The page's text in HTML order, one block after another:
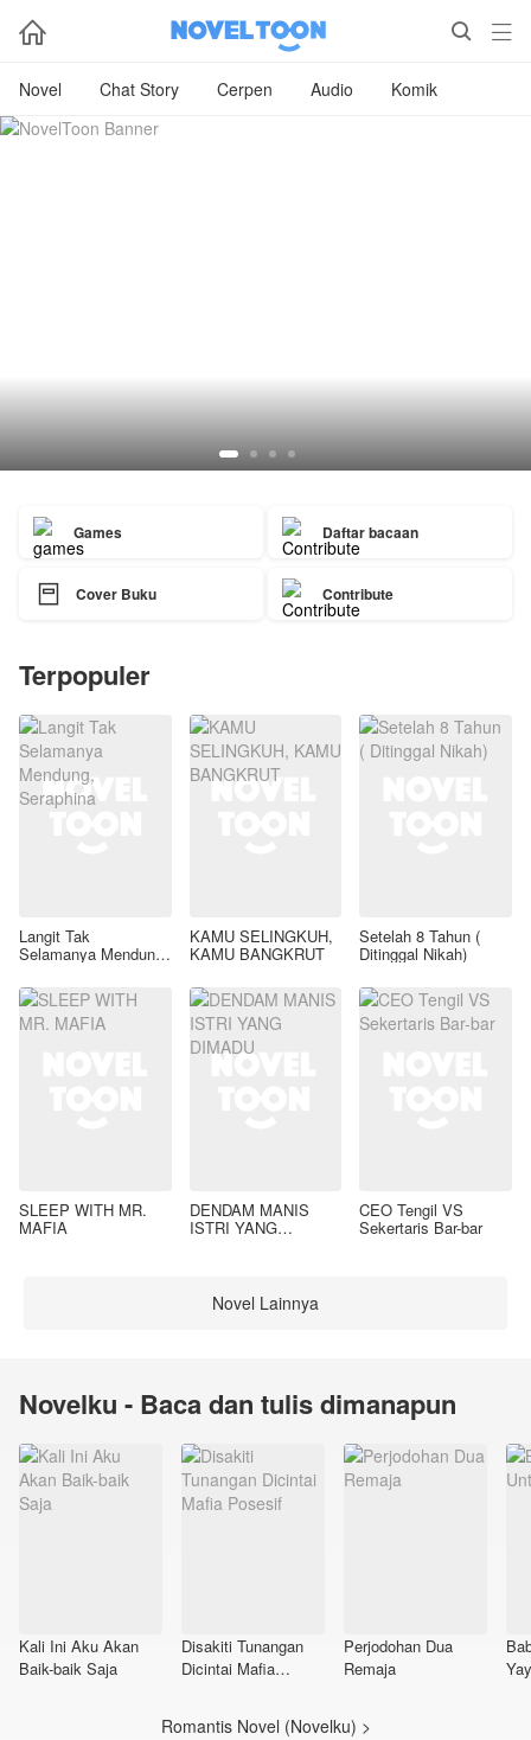
  
Novel Chat Story Cerpen Audio Komik
Games Daftar bacaan
 Cover Buku Contribute
Terpopuler
Langit Tak
Selamanya Mendung,
KAMU SELINGKUH,
KAMU BANGKRUT
Setelah 8 Tahun (
Ditinggal Nikah)
SLEEP WITH MR.
MAFIA
DENDAM MANIS
ISTRI YANG
CEO Tengil VS
Sekertaris Bar-bar
Novel Lainnya
Novelku - Baca dan tulis dimanapun
Kali Ini Aku Akan
Baik-baik Saja
Disakiti Tunangan
Dicintai Mafia
Perjodohan Dua
Remaja
Romantis Novel (Novelku) >